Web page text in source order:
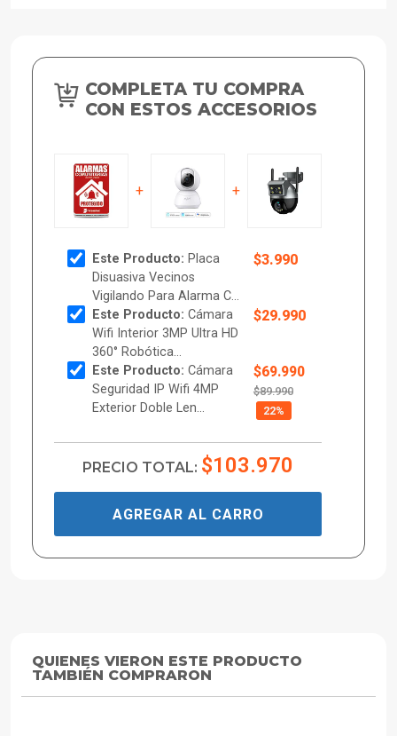
COMPLETA TU COMPRA
CON ESTOS ACCESORIOS
+ +
Este Producto: Placa
Disuasiva Vecinos
Vigilando Para Alarma C...
$3.990
Este Producto:Cámara
Wifi Interior 3MP Ultra HD
360° Robótica...
$29.990
Este Producto:Cámara
Seguridad IP Wifi 4MP
Exterior Doble Len...
$69.990
$89.990
22%
PRECIO TOTAL: $103.970
AGREGAR AL CARRO
QUIENES VIERON ESTE PRODUCTO
TAMBIÉN COMPRARON